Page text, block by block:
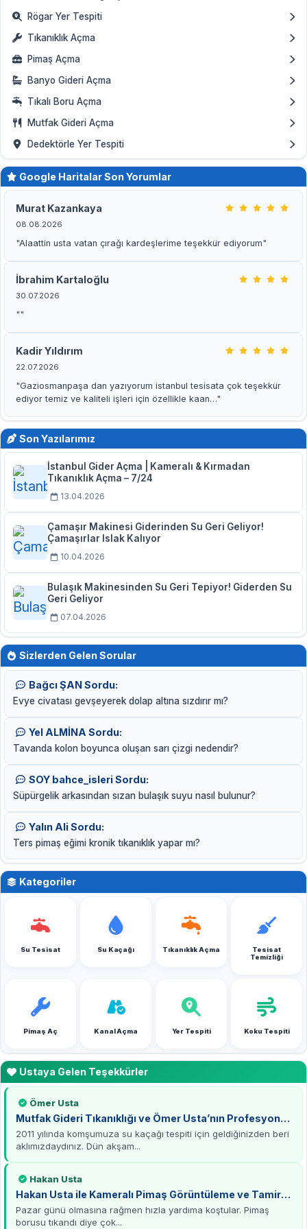
Rögar Yer Tespiti
Tıkanıklık Açma
Pimaş Açma
Banyo Gideri Açma
Tıkalı Boru Açma
Mutfak Gideri Açma
Dedektörle Yer Tespiti
Google Haritalar Son Yorumlar
Murat Kazankaya
08.08.2026
"Alaattin usta vatan çırağı kardeşlerime teşekkür ediyorum"
İbrahim Kartaloğlu
30.07.2026
""
Kadir Yıldırım
22.07.2026
"Gaziosmanpaşa dan yazıyorum istanbul tesisata çok teşekkür
ediyor temiz ve kaliteli işleri için özellikle kaan…"
Son Yazılarımız
İstanbul Gider Açma | Kameralı & Kırmadan
Tıkanıklık Açma – 7/24
13.04.2026
Çamaşır Makinesi Giderinden Su Geri Geliyor!
Çamaşırlar Islak Kalıyor
10.04.2026
Bulaşık Makinesinden Su Geri Tepiyor! Giderden Su
Geri Geliyor
07.04.2026
Sizlerden Gelen Sorular
Bağcı ŞAN Sordu:
Evye civatası gevşeyerek dolap altına sızdırır mı?
Yel ALMİNA Sordu:
Tavanda kolon boyunca oluşan sarı çizgi nedendir?
SOY bahce_isleri Sordu:
Süpürgelik arkasından sızan bulaşık suyu nasıl bulunur?
Yalın Ali Sordu:
Ters pimaş eğimi kronik tıkanıklık yapar mı?
Kategoriler
Su Tesisat Su Kaçağı Tıkanıklık Açma
Tesisat
Temizliği
Pimaş Aç Kanal Açma Yer Tespiti Koku Tespiti
Ustaya Gelen Teşekkürler
Ömer Usta
Mutfak Gideri Tıkanıklığı ve Ömer Usta’nın Profesyonel
Çözümü
2011 yılında komşumuza su kaçağı tespiti için geldiğinizden beri
aklımızdaydınız. Dün akşam...
Hakan Usta
Hakan Usta ile Kameralı Pimaş Görüntüleme ve Tamirat
Deneyimi
Pazar günü olmasına rağmen hızla yardıma koştular. Pimaş
borusu tıkandı diye çok...